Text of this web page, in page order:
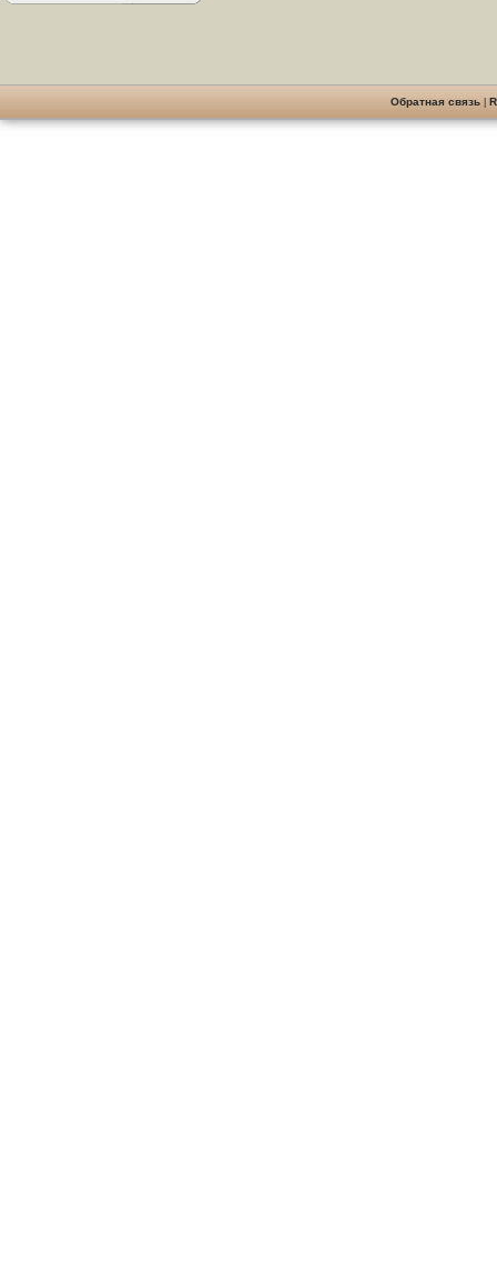
Обратная связь